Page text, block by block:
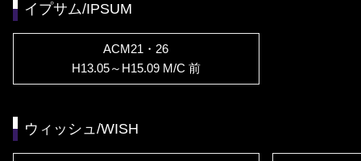
イプサム/IPSUM
ACM21・26
H13.05～H15.09 M/C 前
ウィッシュ/WISH